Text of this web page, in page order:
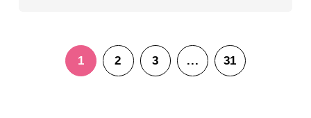
1 2 3 ... 31